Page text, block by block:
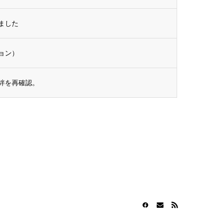
した
）
再確認。